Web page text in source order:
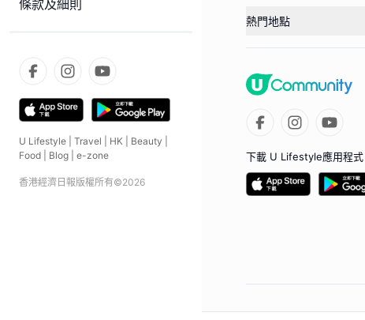
條款及細則
U Lifestyle Travel HK Beauty
Food
Blog e-zone
香港經濟日報版權所有©2026
熱門地點
下載 U Lifestyle應用程式